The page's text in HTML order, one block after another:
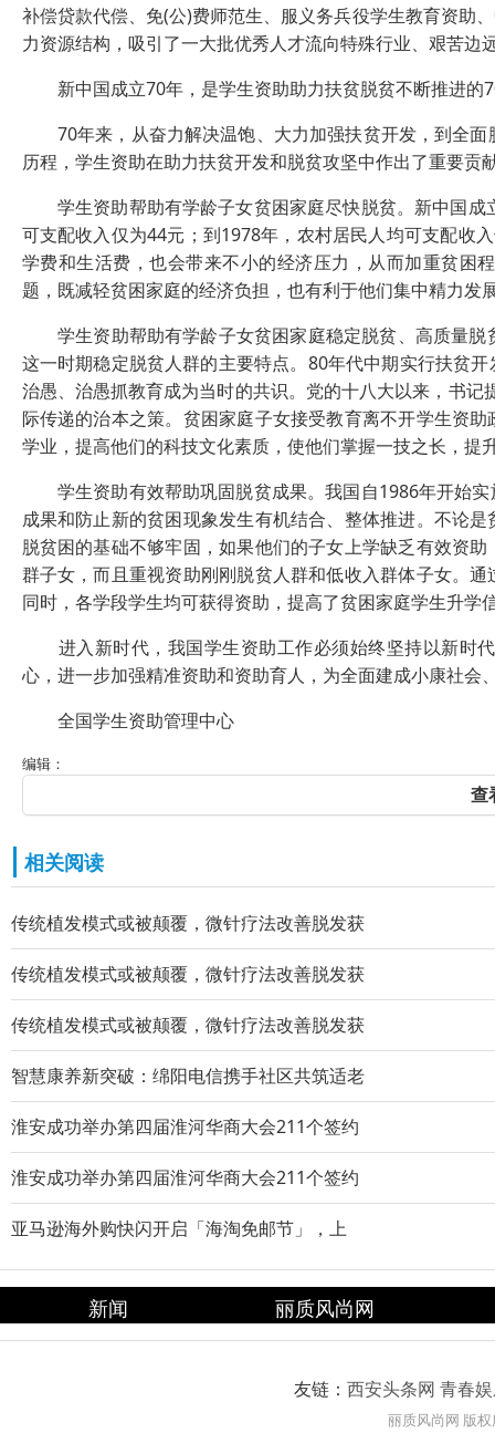
补偿贷款代偿、免(公)费师范生、服义务兵役学生教育资助
力资源结构，吸引了一大批优秀人才流向特殊行业、艰苦
新中国成立70年，是学生资助助力扶贫脱贫不断推进的
70年来，从奋力解决温饱、大力加强扶贫开发，到全面
历程，学生资助在助力扶贫开发和脱贫攻坚中作出了重要贡
学生资助帮助有学龄子女贫困家庭尽快脱贫。新中国成
可支配收入仅为44元；到1978年，农村居民人均可支配收
学费和生活费，也会带来不小的经济压力，从而加重贫困
题，既减轻贫困家庭的经济负担，也有利于他们集中精力
学生资助帮助有学龄子女贫困家庭稳定脱贫、高质量脱
这一时期稳定脱贫人群的主要特点。80年代中期实行扶贫
治愚、治愚抓教育成为当时的共识。党的十八大以来，书记
际传递的治本之策。贫困家庭子女接受教育离不开学生资
学业，提高他们的科技文化素质，使他们掌握一技之长，
学生资助有效帮助巩固脱贫成果。我国自1986年开始实
成果和防止新的贫困现象发生有机结合、整体推进。不论
脱贫困的基础不够牢固，如果他们的子女上学缺乏有效资
群子女，而且重视资助刚刚脱贫人群和低收入群体子女。
同时，各学段学生均可获得资助，提高了贫困家庭学生升
进入新时代，我国学生资助工作必须始终坚持以新时
心，进一步加强精准资助和资助育人，为全面建成小康社会
全国学生资助管理中心
编辑：
查
相关阅读
传统植发模式或被颠覆，微针疗法改善脱发获
传统植发模式或被颠覆，微针疗法改善脱发获
传统植发模式或被颠覆，微针疗法改善脱发获
智慧康养新突破：绵阳电信携手社区共筑适老
淮安成功举办第四届淮河华商大会211个签约
淮安成功举办第四届淮河华商大会211个签约
亚马逊海外购快闪开启「海淘免邮节」，上
新闻 丽质风尚网
友链： 西安头条网 青春
丽质风尚网 版